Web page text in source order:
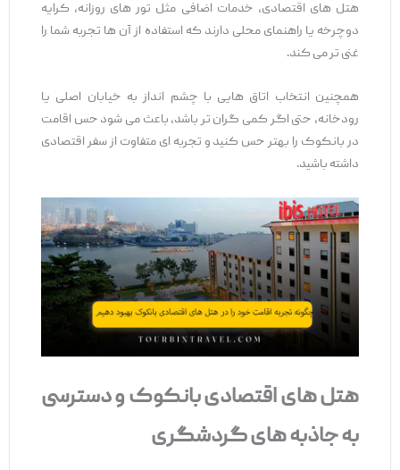
هتل‌ های اقتصادی، خدمات اضافی مثل تور های روزانه، کرایه
دوچرخه یا راهنمای محلی دارند که استفاده از آن‌ ها تجربه شما را
غنی ‌تر می ‌کند.
همچنین انتخاب اتاق‌ هایی با چشم ‌انداز به خیابان اصلی یا
رودخانه، حتی اگر کمی گران ‌تر باشد، باعث می‌ شود حس اقامت
در بانکوک را بهتر حس کنید و تجربه ‌ای متفاوت از سفر اقتصادی
داشته باشید.
هتل‌ های اقتصادی بانکوک و دسترسی
به جاذبه‌ های گردشگری